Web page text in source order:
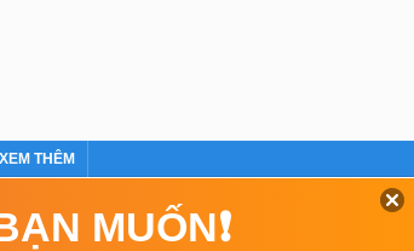
XEM THÊM
MUỐN❗